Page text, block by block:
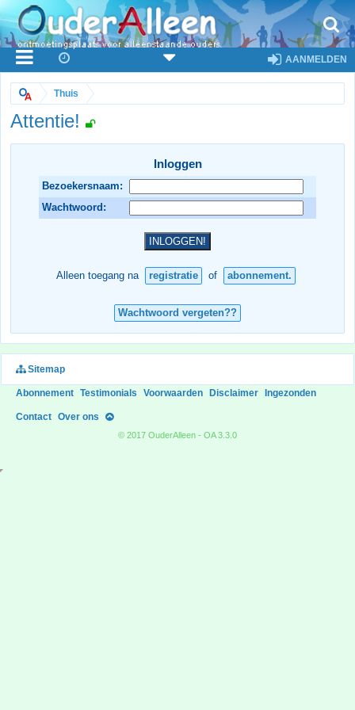
AANMELDEN
Thuis
Attentie!
Inloggen
Bezoekersnaam:
Wachtwoord:
Alleen toegang na registratie of abonnement.
Wachtwoord vergeten??
Sitemap
Abonnement Testimonials Voorwaarden Disclaimer Ingezonden
Contact Over ons
© 2017 OuderAlleen - OA 3.3.0